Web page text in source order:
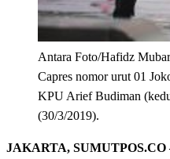
Antara Foto/Hafidz
Capres nomor urut 01
KPU Arief Budiman
(30/3/2019).
JAKARTA, SUMUTPOS.CO